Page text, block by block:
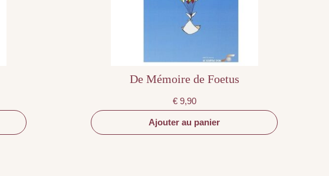
De Mémoire de Foetus
€9,90
Ajouter au panier